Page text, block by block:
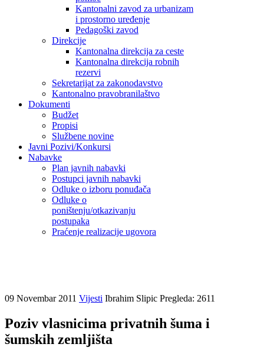
Kantonalni zavod za urbanizam
i prostorno uređenje
Pedagoški zavod
Direkcije
Kantonalna direkcija za ceste
Kantonalna direkcija robnih
rezervi
Sekretarijat za zakonodavstvo
Kantonalno pravobranilaštvo
Dokumenti
Budžet
Propisi
Službene novine
Javni Pozivi/Konkursi
Nabavke
Plan javnih nabavki
Postupci javnih nabavki
Odluke o izboru ponuđača
Odluke o
poništenju/otkazivanju
postupaka
Praćenje realizacije ugovora
09 Novembar 2011 Vijesti Ibrahim Slipic Pregleda: 2611
Poziv vlasnicima privatnih šuma i
šumskih zemljišta